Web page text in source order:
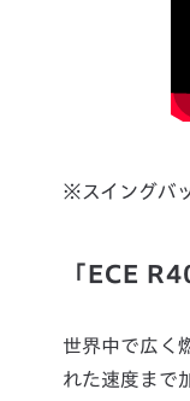
※スイングバ
「ECE
世界中で広く
れた速度まで